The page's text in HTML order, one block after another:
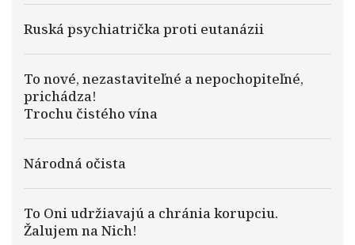
Ruská psychiatrička proti eutanázii
To nové, nezastaviteľné a nepochopiteľné,
prichádza!
Trochu čistého vína
Národná očista
To Oni udržiavajú a chránia korupciu.
Žalujem na Nich!